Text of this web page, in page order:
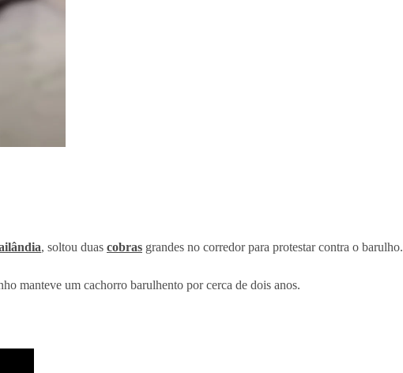
, soltou duas cobras grandes no corredor para protestar contra o barulho.
manteve um cachorro barulhento por cerca de dois anos.